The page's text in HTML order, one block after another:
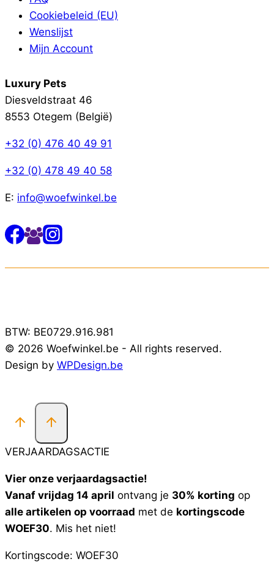
Cookiebeleid (EU)
Wenslijst
Mijn Account
Luxury Pets
Diesveldstraat 46
8553 Otegem (België)
+32 (0) 476 40 49 91
+32 (0) 478 49 40 58
E: info@woefwinkel.be
BTW: BE0729.916.981
© 2026 Woefwinkel.be - All rights reserved.
Design by WPDesign.be
VERJAARDAGSACTIE
Vier onze verjaardagsactie!
Vanaf vrijdag 14 april ontvang je 30% korting op
alle artikelen op voorraad met de kortingscode
WOEF30. Mis het niet!
Kortingscode: WOEF30